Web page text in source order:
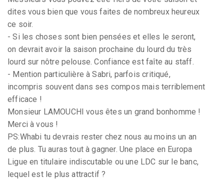
dites vous bien que vous faites de nombreux heureux
ce soir.
- Si les choses sont bien pensées et elles le seront,
on devrait avoir la saison prochaine du lourd du très
lourd sur nôtre pelouse. Confiance est faîte au staff.
- Mention particulière à Sabri, parfois critiqué,
incompris souvent dans ses compos mais terriblement
efficace !
Monsieur LAMOUCHI vous êtes un grand bonhomme !
Merci à vous !
PS:Whabi tu devrais rester chez nous au moins un an
de plus. Tu auras tout à gagner. Une place en Europa
Ligue en titulaire indiscutable ou une LDC sur le banc,
lequel est le plus attractif ?